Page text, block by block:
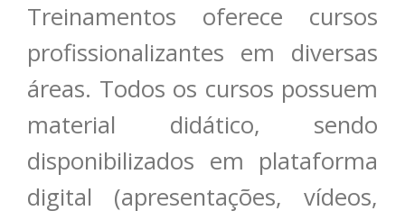
Treinamentos oferece cursos
profissionalizantes em diversas
áreas. Todos os cursos possuem
material didático, sendo
disponibilizados em plataforma
digital (apresentações, vídeos,